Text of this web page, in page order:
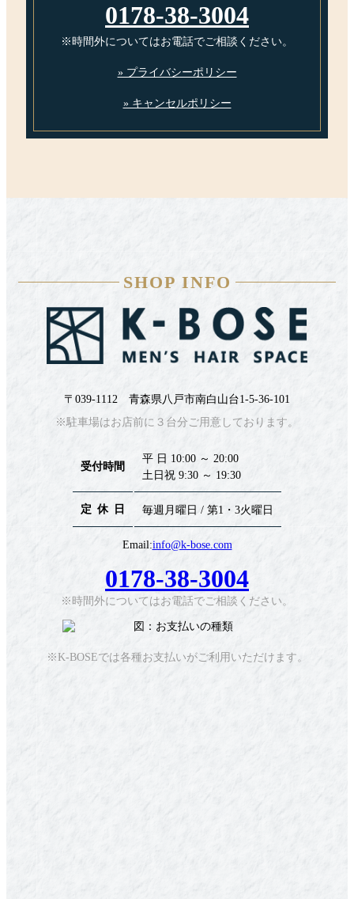
0178-38-3004
※時間外についてはお電話でご相談ください。
» プライバシーポリシー
» キャンセルポリシー
SHOP INFO
〒039-1112 青森県八戸市南白山台1-5-36-101
※駐車場はお店前に３台分ご用意しております。
受付時間
平 日 10:00 ～ 20:00
土日祝 9:30 ～ 19:30
定休日 毎週月曜日 / 第1・3火曜日
Email:info@k-bose.com
0178-38-3004
※時間外についてはお電話でご相談ください。
※K-BOSEでは各種お支払いがご利用いただけます。